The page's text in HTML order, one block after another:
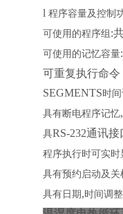
l程序容量及控制
可使用的程序组 :
可使用的记忆容量:
可重复执行命令
SEGMENTS时
具有断电程序记忆,
具RS-232通讯
程序执行时可实
具有预约启动及关
具有日期 ,时间调